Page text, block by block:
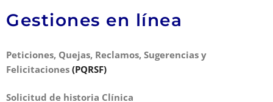
Gestiones en línea
Peticiones, Quejas, Reclamos, Sugerencias y
Felicitaciones (PQRSF)
Solicitud de historia Clínica